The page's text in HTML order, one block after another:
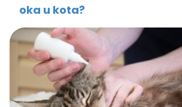
oka u kota?